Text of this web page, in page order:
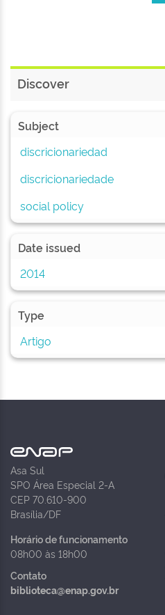
Discover
Subject
discricionariedad
discricionariedade
social policy
Date issued
2014
Type
Artigo
Asa Sul
SPO Área Especial 2-A
CEP 70.610-900
Brasília/DF
Horário de funcionamento
08h00 às 18h00
Contato
biblioteca@enap.gov.br